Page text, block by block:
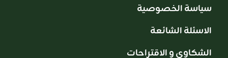
سياسة الخصوصية
الاسئلة الشائعة
الشكاوى و الاقتراحات